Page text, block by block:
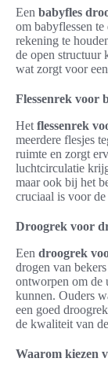
Een babyfles
om babyflessen
rekening te
de open structuur
wat zorgt voor
Flessenrek voor
Het flessenrek
meerdere flesjes
ruimte en zorgt
luchtcirculatie
maar ook bij het
cruciaal is voor
Droogrek voor
Een droogrek
drogen van
ontworpen om de
kunnen. Ouders
een goed
de kwaliteit van
Waarom kiezen